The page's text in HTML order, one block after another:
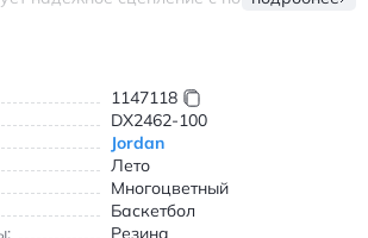
носки. Средняя высота голенища
расцветка с яркими деталями
характер модели и легко
одеждой. Внутренняя отделка
сохраняя ноги сухими в течение
подходят для летнего сезона благодаря
дышащим материалам. Джордан Эйр
1147118
DX2462-100
Jordan
Лето
Многоцветный
Баскетбол
Резина